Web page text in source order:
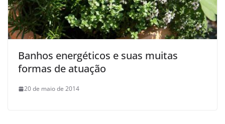
Banhos energéticos e suas muitas
formas de atuação
20 de maio de 2014